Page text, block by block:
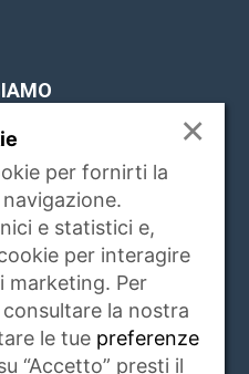
è il portale che
proprietari di PET,
e veterinari,
operatori del settore.
notizie di attualità,
eventi e servizi
compagnia e non
di più
×
per fornirti la
e statistici e,
per interagire
marketing. Per
la nostra
le tue preferenze
“Accetto” presti il